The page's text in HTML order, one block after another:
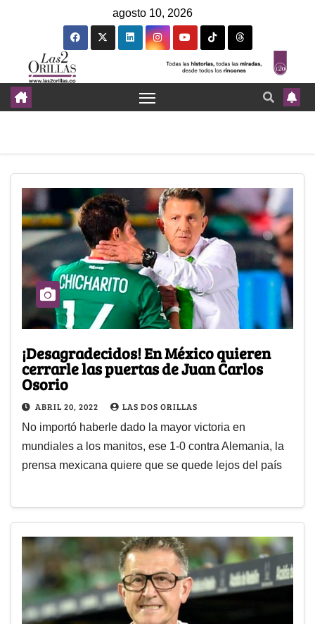
agosto 10, 2026
¡Desagradecidos! En México quieren
cerrarle las puertas de Juan Carlos
Osorio
ABRIL 20, 2022 LAS DOS ORILLAS
No importó haberle dado la mayor victoria en
mundiales a los manitos, ese 1-0 contra Alemania, la
prensa mexicana quiere que se quede lejos del país